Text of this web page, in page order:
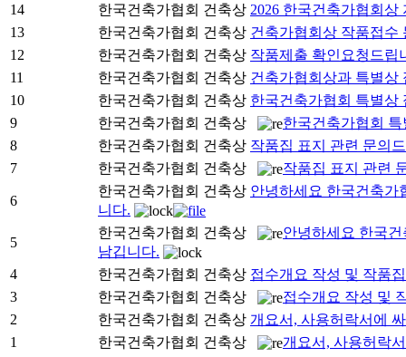
14
한국건축가협회 건축상 2026 한국건축가협회
13
한국건축가협회 건축상 건축가협회상 작품접수
12
한국건축가협회 건축상 작품제출 확인요청드립
11
한국건축가협회 건축상 건축가협회상과 특별상
10
한국건축가협회 건축상 한국건축가협회 특별상
9
한국건축가협회 건축상
한국건축가협회
8
한국건축가협회 건축상 작품집 표지 관련 문의
7
한국건축가협회 건축상 작품집 표지 관련
6
한국건축가협회 건축상 안녕하세요 한국건축가
니다.
5
한국건축가협회 건축상
안녕하세요 한국
남깁니다.
4
한국건축가협회 건축상 접수개요 작성 및 작품
3
한국건축가협회 건축상
접수개요 작성 및
2
한국건축가협회 건축상 개요서, 사용허락서에
1
한국건축가협회 건축상 개요서, 사용허락